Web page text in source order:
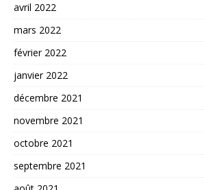
avril 2022
mars 2022
février 2022
janvier 2022
décembre 2021
novembre 2021
octobre 2021
septembre 2021